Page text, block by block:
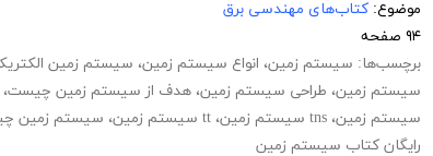
موضوع: کتاب‌های مهندسی برق
۹۴ صفحه
برچسب‌ها: سیستم زمین، انواع سیستم زمین، سیستم زمین
سیستم زمین، طراحی سیستم زمین، هدف از سیستم زمین چیست،
سیستم زمین، tns سیستم زمین ، tt سیستم زمین ، سیستم زمین
رایگان کتاب سیستم زمین